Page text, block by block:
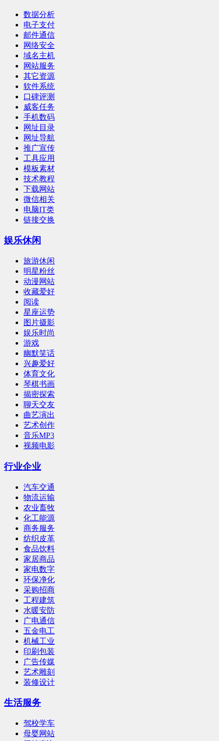
数据分析
电子支付
邮件通信
网络安全
域名主机
网站服务
其它资源
软件系统
口碑评测
威客任务
手机数码
网址目录
网址导航
推广宣传
工具应用
模板素材
技术教程
下载网站
微信相关
电脑IT类
链接交换
娱乐休闲
旅游休闲
明星粉丝
动漫网站
收藏爱好
阅读
星座运势
图片摄影
娱乐时尚
游戏
幽默笑话
兴趣爱好
体育文化
琴棋书画
揭密探索
聊天交友
曲艺演出
艺术创作
音乐MP3
视频电影
行业企业
汽车交通
物流运输
农业畜牧
化工能源
商务服务
纺织皮革
食品饮料
家居商品
家电数字
环保净化
采购招商
工程建筑
水暖安防
广电通信
五金电工
机械工业
印刷包装
广告传媒
艺术雕刻
装修设计
生活服务
驾校学车
母婴网站